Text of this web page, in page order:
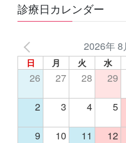
診療日カレンダー
2026年 8
日 月 火 水
26 27 28 29
2 3 4 5
9 10 11 12